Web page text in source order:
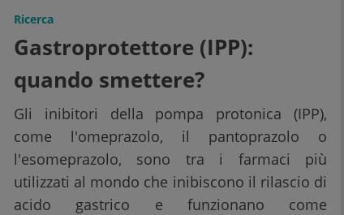
Ricerca
Gastroprotettore (IPP):
quando smettere?
Gli inibitori della pompa protonica (IPP),
come l'omeprazolo, il pantoprazolo o
l'esomeprazolo, sono tra i farmaci più
utilizzati al mondo che inibiscono il rilascio di
acido gastrico e funzionano come